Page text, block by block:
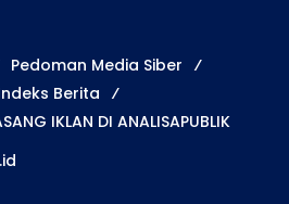
Pedoman Media Siber
Berita
IKLAN DI ANALISAPUBLIK